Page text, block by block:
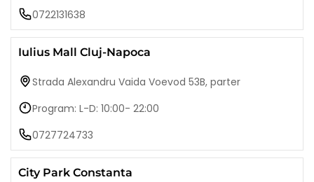
0722131638
Iulius Mall Cluj-Napoca
Strada Alexandru Vaida Voevod 53B, parter
Program: L-D: 10:00- 22:00
0727724733
City Park Constanta